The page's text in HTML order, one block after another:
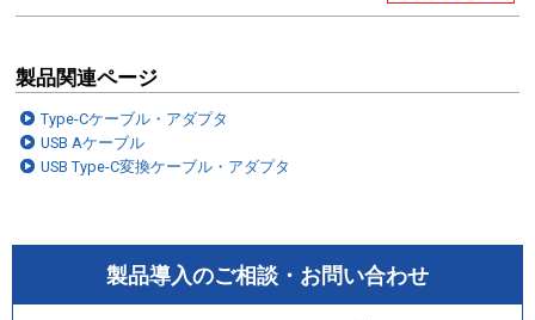
製品関連ページ
Type-Cケーブル・アダプタ
USB Aケーブル
USB Type-C変換ケーブル・アダプタ
製品導入のご相談・お問い合わせ